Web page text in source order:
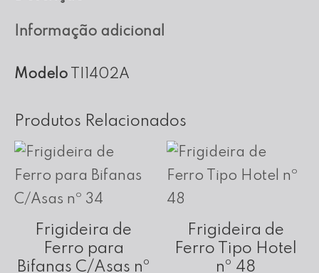
Hotel
nº
Informação adicional
Modelo TI1402A
Produtos Relacionados
Frigideira de
Ferro para
Bifanas C/Asas nº
Frigideira de
Ferro Tipo Hotel
nº 48